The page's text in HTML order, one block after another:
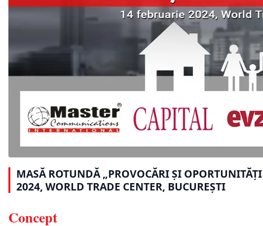
MASĂ ROTUNDĂ „PROVOCĂRI ȘI
2024, WORLD TRADE CENTER, BUCUREȘTI
Concept